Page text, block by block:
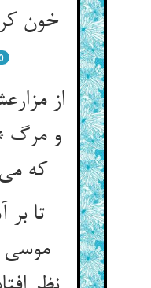
خون
از
و مرگ
که
تا بر